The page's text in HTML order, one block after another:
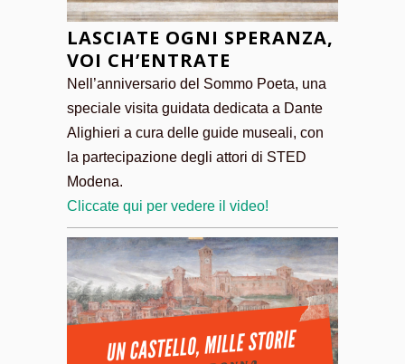
LASCIATE OGNI SPERANZA,
VOI CH’ENTRATE
Nell’anniversario del Sommo Poeta, una
speciale visita guidata dedicata a Dante
Alighieri a cura delle guide museali, con
la partecipazione degli attori di STED
Modena.
Cliccate qui per vedere il video!